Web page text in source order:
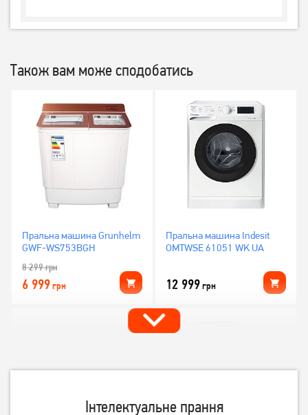
Також вам може сподобатись
Пральна машина Grunhelm
GWF-WS753BGH
8 299грн
6 999грн
Пральна машина Indesit
OMTWSE 61051 WK UA
12 999грн
Інтелектуальне прання